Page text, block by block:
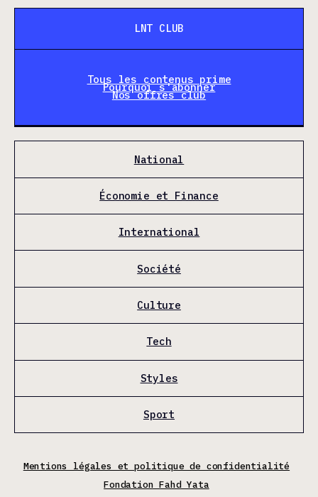
LNT CLUB
Tous les contenus prime
Pourquoi s'abonner
Nos offres club
National
Économie et Finance
International
Société
Culture
Tech
Styles
Sport
Mentions légales et politique de confidentialité
Fondation Fahd Yata